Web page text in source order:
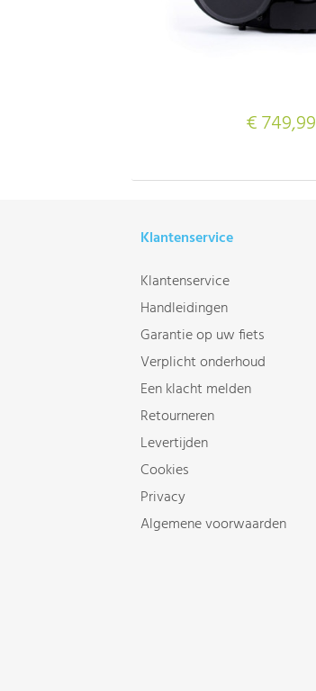
€ 749,99
Klantenservice
Klantenservice
Handleidingen
Garantie op uw fiets
Verplicht onderhoud
Een klacht melden
Retourneren
Levertijden
Cookies
Privacy
Algemene voorwaarden